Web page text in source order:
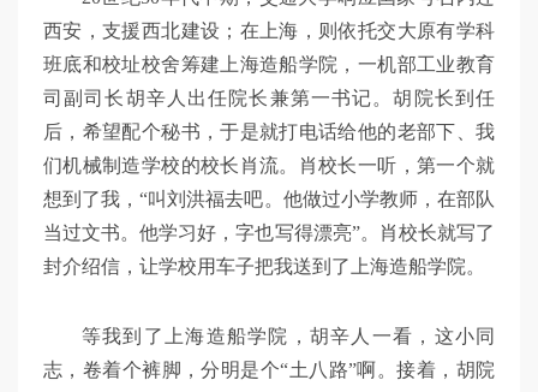
西安，支援西北建设；在上海，则依托交大原有学科
班底和校址校舍筹建上海造船学院，一机部工业教育
司副司长胡辛人出任院长兼第一书记。胡院长到任
后，希望配个秘书，于是就打电话给他的老部下、我
们机械制造学校的校长肖流。肖校长一听，第一个就
想到了我，“叫刘洪福去吧。他做过小学教师，在部队
当过文书。他学习好，字也写得漂亮”。肖校长就写了
封介绍信，让学校用车子把我送到了上海造船学院。
等我到了上海造船学院，胡辛人一看，这小同
志，卷着个裤脚，分明是个“土八路”啊。接着，胡院